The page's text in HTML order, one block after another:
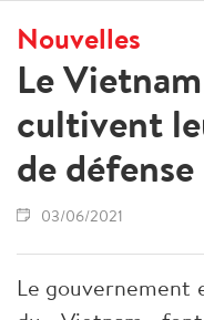
Nouvelles
Le
cultivent
de défense
03/06/2021
Le gouvernement